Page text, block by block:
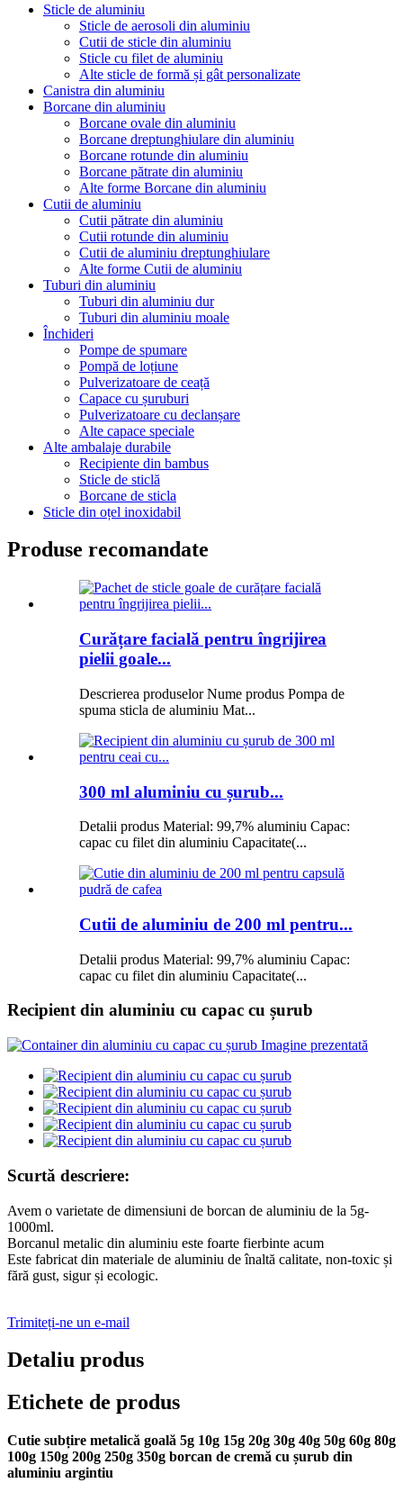
Sticle de aluminiu
Sticle de aerosoli din aluminiu
Cutii de sticle din aluminiu
Sticle cu filet de aluminiu
Alte sticle de formă și gât personalizate
Canistra din aluminiu
Borcane din aluminiu
Borcane ovale din aluminiu
Borcane dreptunghiulare din aluminiu
Borcane rotunde din aluminiu
Borcane pătrate din aluminiu
Alte forme Borcane din aluminiu
Cutii de aluminiu
Cutii pătrate din aluminiu
Cutii rotunde din aluminiu
Cutii de aluminiu dreptunghiulare
Alte forme Cutii de aluminiu
Tuburi din aluminiu
Tuburi din aluminiu dur
Tuburi din aluminiu moale
Închideri
Pompe de spumare
Pompă de loțiune
Pulverizatoare de ceață
Capace cu șuruburi
Pulverizatoare cu declanșare
Alte capace speciale
Alte ambalaje durabile
Recipiente din bambus
Sticle de sticlă
Borcane de sticla
Sticle din oțel inoxidabil
Produse recomandate
Curățare facială pentru îngrijirea
pielii goale...
Descrierea produselor Nume produs Pompa de
spuma sticla de aluminiu Mat...
300 ml aluminiu cu șurub...
Detalii produs Material: 99,7% aluminiu Capac:
capac cu filet din aluminiu Capacitate(...
Cutii de aluminiu de 200 ml pentru...
Detalii produs Material: 99,7% aluminiu Capac:
capac cu filet din aluminiu Capacitate(...
Recipient din aluminiu cu capac cu șurub
Scurtă descriere:
Avem o varietate de dimensiuni de borcan de aluminiu de la 5g-
1000ml.
Borcanul metalic din aluminiu este foarte fierbinte acum
Este fabricat din materiale de aluminiu de înaltă calitate, non-toxic și
fără gust, sigur și ecologic.
Trimiteți-ne un e-mail
Detaliu produs
Etichete de produs
Cutie subțire metalică goală 5g 10g 15g 20g 30g 40g 50g 60g 80g
100g 150g 200g 250g 350g borcan de cremă cu șurub din
aluminiu argintiu